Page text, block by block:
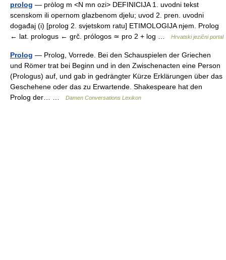
prolog — pròlog m <N mn ozi> DEFINICIJA 1. uvodni tekst
scenskom ili opernom glazbenom djelu; uvod 2. pren. uvodni
događaj (i) [prolog 2. svjetskom ratu] ETIMOLOGIJA njem. Prolog
← lat. prologus ← grč. prólogos ≃ pro 2 + log …
Hrvatski jezični portal
Prolog — Prolog, Vorrede. Bei den Schauspielen der Griechen
und Römer trat bei Beginn und in den Zwischenacten eine Person
(Prologus) auf, und gab in gedrängter Kürze Erklärungen über das
Geschehene oder das zu Erwartende. Shakespeare hat den
Prolog der… …
Damen Conversations Lexikon